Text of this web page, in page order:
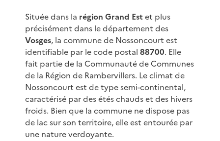
Située dans la région Grand Estet plus
précisément dans le département des
Vosges, la commune de Nossoncourt est
identifiable par le code postal 88700. Elle
fait partie de la Communauté de Communes
de la Région de Rambervillers. Le climat de
Nossoncourt est de type semi-continental,
caractérisé par des étés chauds et des hivers
froids. Bien que la commune ne dispose pas
de lac sur son territoire, elle est entourée par
une nature verdoyante.